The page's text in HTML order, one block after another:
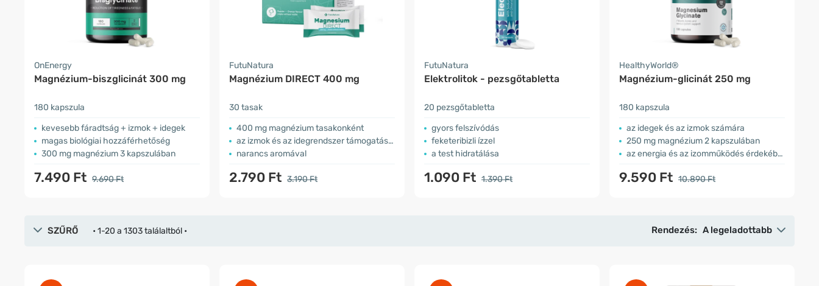
OnEnergy
Magnézium-biszglicinát 300 mg
180 kapszula
kevesebb fáradtság + izmok + idegek
magas biológiai hozzáférhetőség
300 mg magnézium 3 kapszulában
7.490 Ft 9.690 Ft
FutuNatura
Magnézium DIRECT 400 mg
30 tasak
400 mg magnézium tasakonként
az izmok és az idegrendszer támogatására
narancs aromával
2.790 Ft 3.190 Ft
FutuNatura
Elektrolitok - pezsgőtabletta
20 pezsgőtabletta
gyors felszívódás
feketeribizli ízzel
a test hidratálása
1.090 Ft 1.390 Ft
HealthyWorld®
Magnézium-glicinát 250 mg
180 kapszula
az idegek és az izmok számára
250 mg magnézium 2 kapszulában
az energia és az izomműködés érdekében
9.590 Ft 10.890 Ft
SZŰRŐ • 1-20 a 1303 találaltból • Rendezés: A legeladottabb